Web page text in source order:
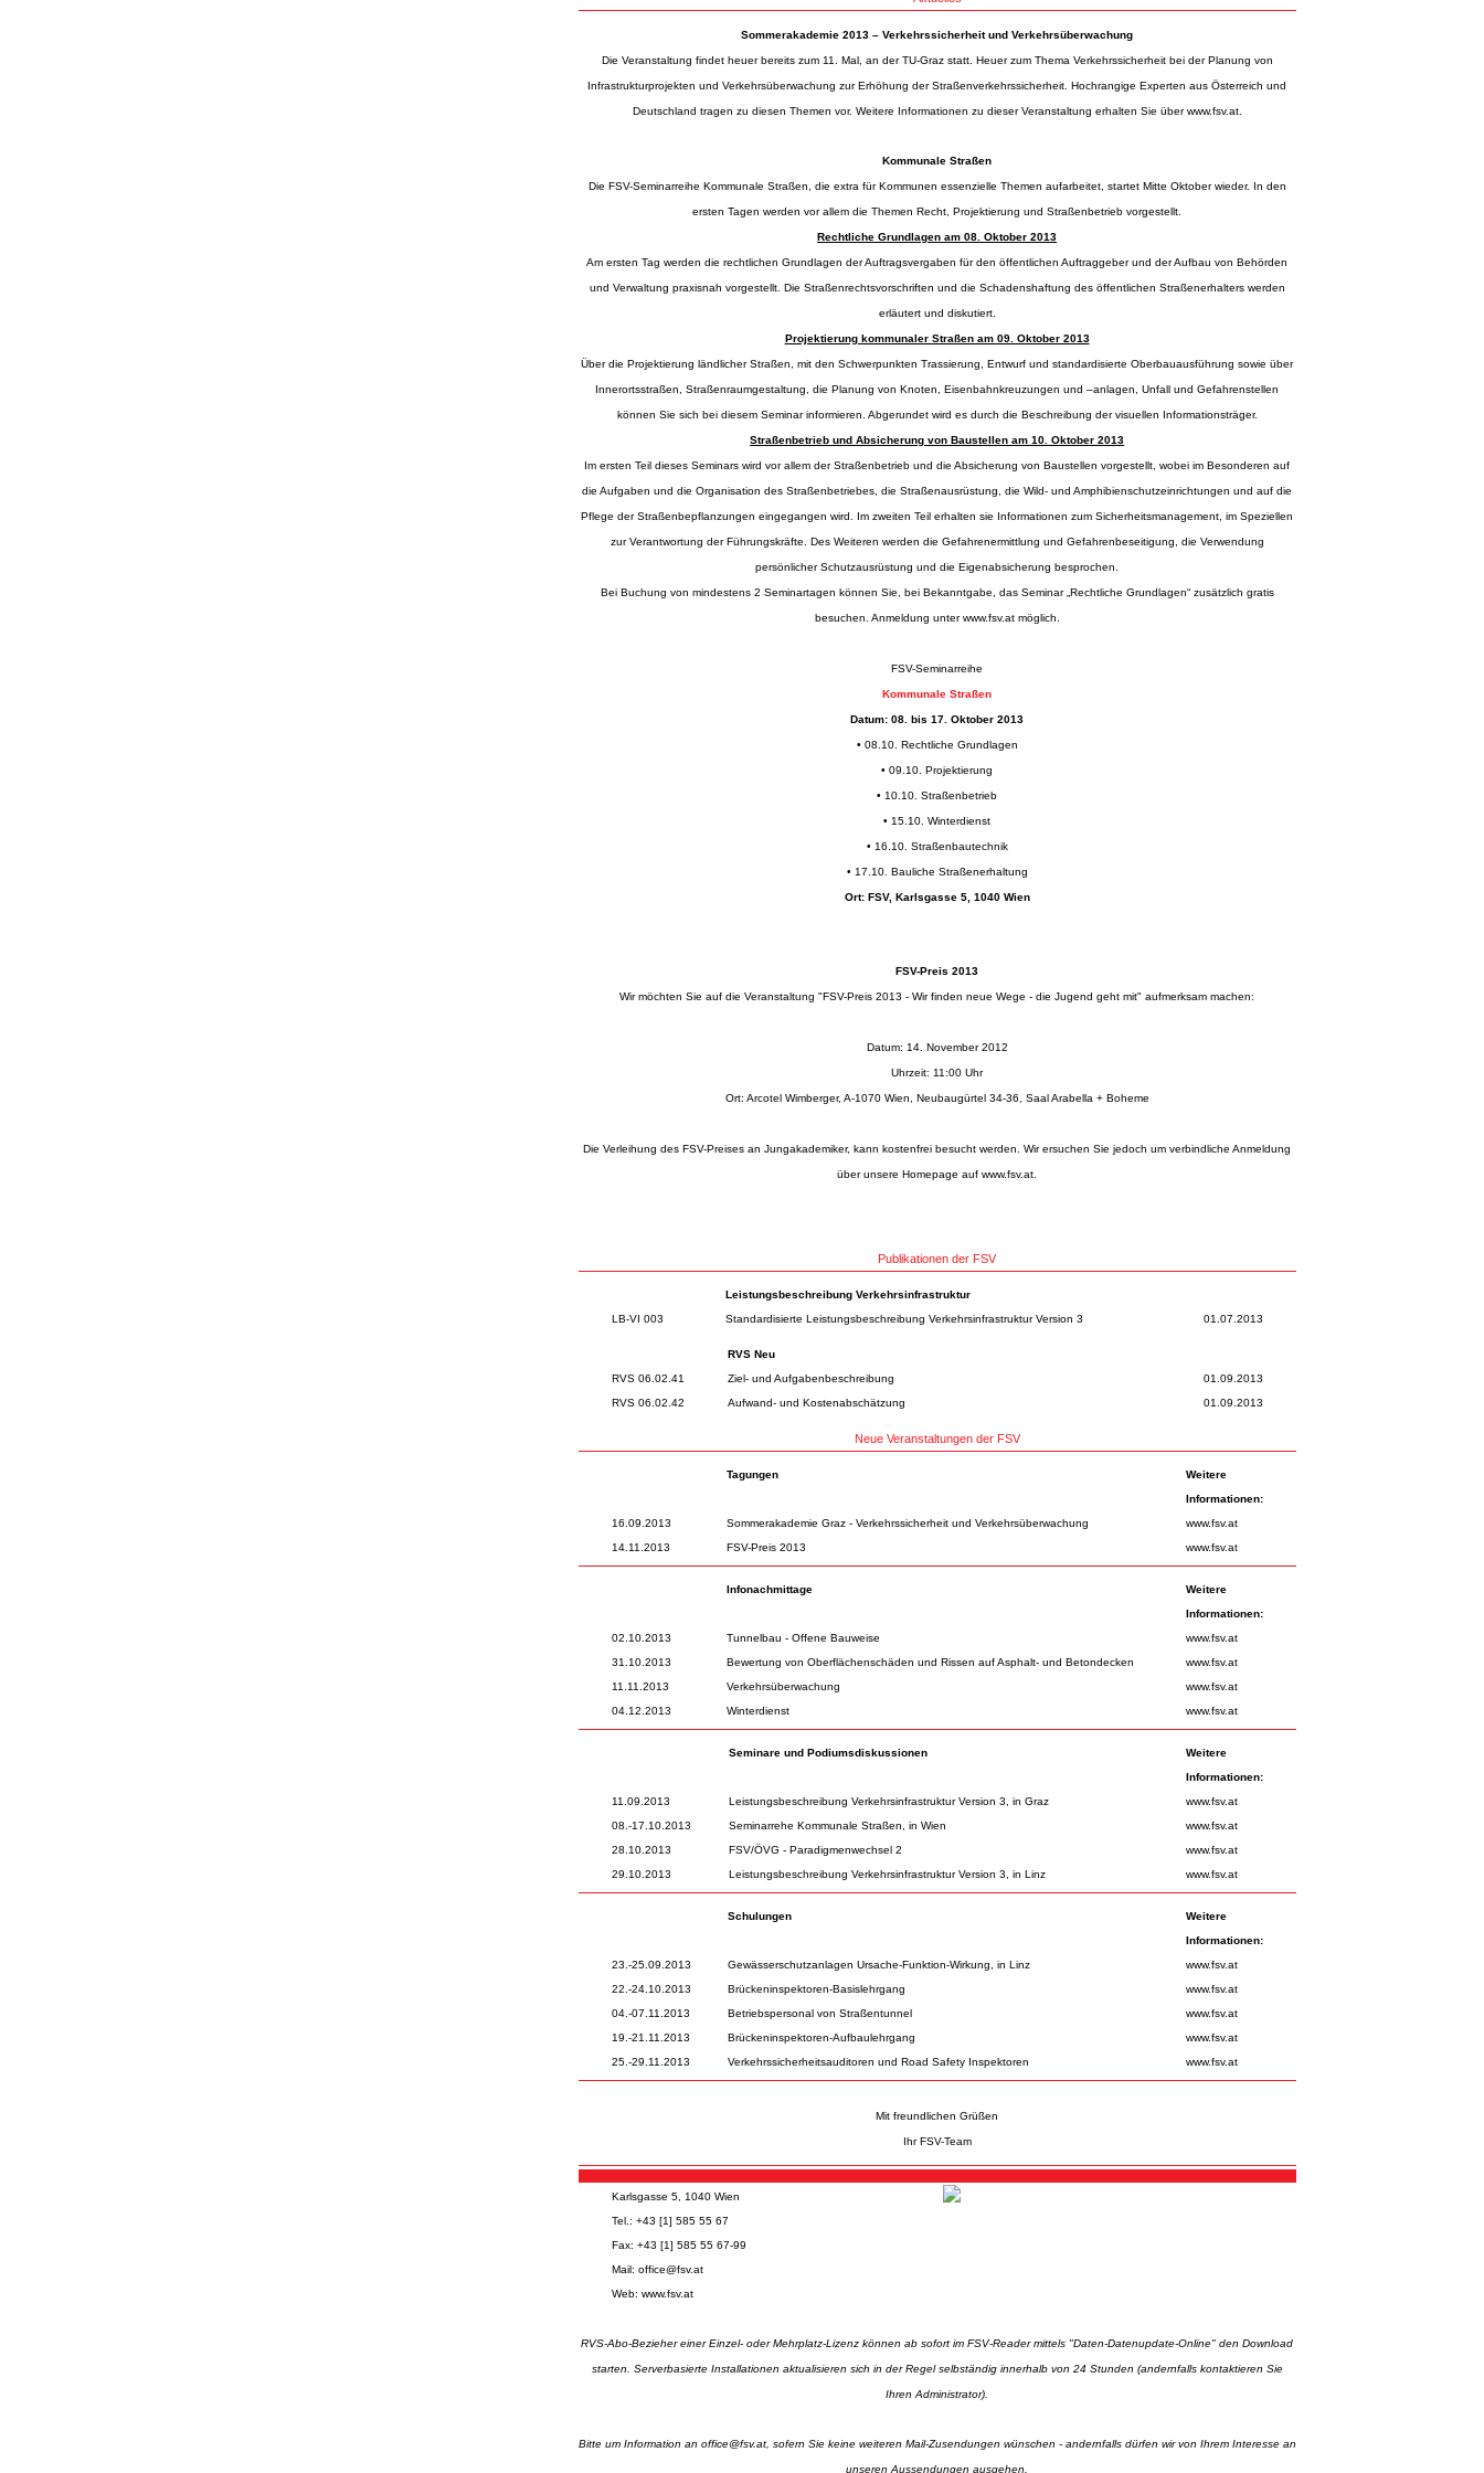
Sommerakademie 2013 – Verkehrssicherheit und Verkehrsüberwachung
Die Veranstaltung findet heuer bereits zum 11. Mal, an der TU-Graz statt. Heuer zum Thema Verkehrssicherheit bei der Planung von
Infrastrukturprojekten und Verkehrsüberwachung zur Erhöhung der Straßenverkehrssicherheit. Hochrangige Experten aus Österreich und
Deutschland tragen zu diesen Themen vor. Weitere Informationen zu dieser Veranstaltung erhalten Sie überwww.fsv.at.
Kommunale Straßen
Die FSV-Seminarreihe Kommunale Straßen, die extra für Kommunen essenzielle Themen aufarbeitet, startet Mitte Oktober wieder. In den
ersten Tagen werden vor allem die Themen Recht, Projektierung und Straßenbetrieb vorgestellt.
Rechtliche Grundlagen am 08. Oktober 2013
Am ersten Tag werden die rechtlichen Grundlagen der Auftragsvergaben für den öffentlichen Auftraggeber und der Aufbau von Behörden
und Verwaltung praxisnah vorgestellt. Die Straßenrechtsvorschriften und die Schadenshaftung des öffentlichen Straßenerhalters werden
erläutert und diskutiert.
Projektierung kommunaler Straßen am 09. Oktober 2013
Über die Projektierung ländlicher Straßen, mit den Schwerpunkten Trassierung, Entwurf und standardisierte Oberbauausführung sowie über
Innerortsstraßen, Straßenraumgestaltung, die Planung von Knoten, Eisenbahnkreuzungen und –anlagen, Unfall und Gefahrenstellen
können Sie sich bei diesem Seminar informieren. Abgerundet wird es durch die Beschreibung der visuellen Informationsträger.
Straßenbetrieb und Absicherung von Baustellen am 10. Oktober 2013
Im ersten Teil dieses Seminars wird vor allem der Straßenbetrieb und die Absicherung von Baustellen vorgestellt, wobei im Besonderen auf
die Aufgaben und die Organisation des Straßenbetriebes, die Straßenausrüstung, die Wild- und Amphibienschutzeinrichtungen und auf die
Pflege der Straßenbepflanzungen eingegangen wird. Im zweiten Teil erhalten sie Informationen zum Sicherheitsmanagement, im Speziellen
zur Verantwortung der Führungskräfte. Des Weiteren werden die Gefahrenermittlung und Gefahrenbeseitigung, die Verwendung
persönlicher Schutzausrüstung und die Eigenabsicherung besprochen.
Bei Buchung von mindestens 2 Seminartagen können Sie, bei Bekanntgabe, das Seminar „Rechtliche Grundlagen“ zusätzlich gratis
besuchen. Anmeldung unterwww.fsv.atmöglich.
FSV-Seminarreihe
Kommunale Straßen
Datum: 08. bis 17. Oktober 2013
• 08.10. Rechtliche Grundlagen
• 09.10. Projektierung
• 10.10. Straßenbetrieb
• 15.10. Winterdienst
• 16.10. Straßenbautechnik
• 17.10. Bauliche Straßenerhaltung
Ort: FSV, Karlsgasse 5, 1040 Wien
FSV-Preis 2013
Wir möchten Sie auf die Veranstaltung "FSV-Preis 2013 - Wir finden neue Wege - die Jugend geht mit" aufmerksam machen:
Datum: 14. November 2012
Uhrzeit: 11:00 Uhr
Ort: Arcotel Wimberger, A-1070 Wien, Neubaugürtel 34-36, Saal Arabella + Boheme
Die Verleihung des FSV-Preises an Jungakademiker, kann kostenfrei besucht werden. Wir ersuchen Sie jedoch um verbindliche Anmeldung
über unsere Homepage aufwww.fsv.at
Publikationen der FSV
Leistungsbeschreibung Verkehrsinfrastruktur
LB-VI 003
Standardisierte Leistungsbeschreibung Verkehrsinfrastruktur Version 3 01.07.2013
RVS Neu
RVS 06.02.41
Ziel- und Aufgabenbeschreibung
01.09.2013
RVS 06.02.42
Aufwand- und Kostenabschätzung 01.09.2013
Neue Veranstaltungen der FSV
Tagungen
Weitere
Informationen:
16.09.2013
Sommerakademie Graz - Verkehrssicherheit und Verkehrsüberwachung
www.fsv.at
14.11.2013
FSV-Preis 2013 www.fsv.at
Infonachmittage
Weitere
Informationen:
02.10.2013
Tunnelbau - Offene Bauweise
www.fsv.at
31.10.2013
Bewertung von Oberflächenschäden und Rissen auf Asphalt- und Betondecken
www.fsv.at
11.11.2013
Verkehrsüberwachung
www.fsv.at
04.12.2013
Winterdienst www.fsv.at
Seminare und Podiumsdiskussionen
Weitere
Informationen:
11.09.2013
Leistungsbeschreibung Verkehrsinfrastruktur Version 3, in Graz
www.fsv.at
08.-17.10.2013
Seminarrehe Kommunale Straßen, in Wien
www.fsv.at
28.10.2013
FSV/ÖVG - Paradigmenwechsel 2
www.fsv.at
29.10.2013
Leistungsbeschreibung Verkehrsinfrastruktur Version 3, in Linz www.fsv.at
Schulungen
Weitere
Informationen:
23.-25.09.2013
Gewässerschutzanlagen Ursache-Funktion-Wirkung, in Linz
www.fsv.at
22.-24.10.2013
Brückeninspektoren-Basislehrgang
www.fsv.at
04.-07.11.2013
Betriebspersonal von Straßentunnel
www.fsv.at
19.-21.11.2013
Brückeninspektoren-Aufbaulehrgang
www.fsv.at
25.-29.11.2013
Verkehrssicherheitsauditoren und Road Safety Inspektoren www.fsv.at
Mit freundlichen Grüßen
Ihr FSV-Team
Karlsgasse 5, 1040 Wien
Tel.: +43 [1] 585 55 67
Fax: +43 [1] 585 55 67-99
Mail: office@fsv.at
Web: www.fsv.at
RVS-Abo-Bezieher einer Einzel- oder Mehrplatz-Lizenz können ab sofort im FSV-Reader mittels "Daten-Datenupdate-Online" den Download
starten. Serverbasierte Installationen aktualisieren sich in der Regel selbständig innerhalb von 24 Stunden (andernfalls kontaktieren Sie
Ihren Administrator).
Bitte um Information an office@fsv.at, sofern Sie keine weiteren Mail-Zusendungen wünschen - andernfalls dürfen wir von Ihrem Interesse an
unseren Aussendungen ausgehen.